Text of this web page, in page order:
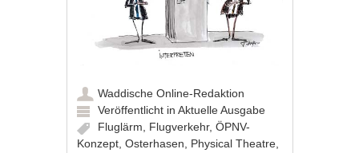
Waddische Online-Redaktion
Veröffentlicht inAktuelle Ausgabe
Fluglärm
Flugverkehr,ÖPNV-
Konzept ,Osterhasen Physical Theatre